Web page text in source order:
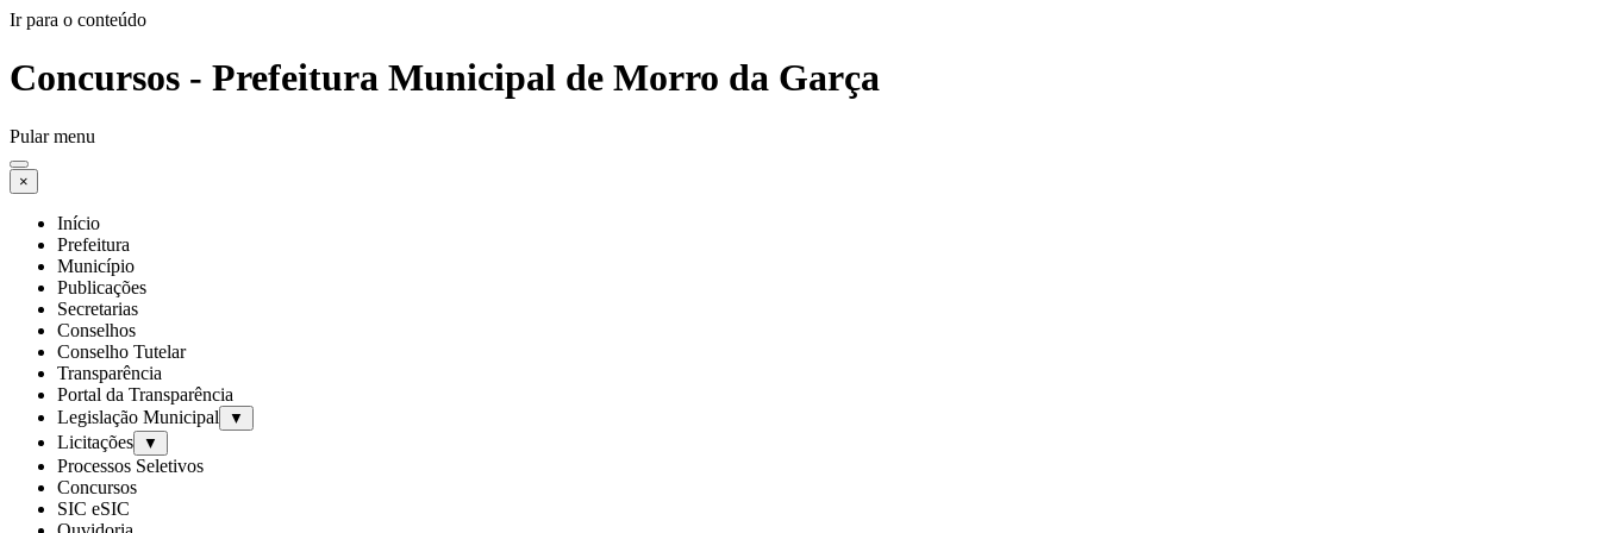
Ir para o conteúdo
Concursos - Prefeitura Municipal de Morro da Garça
Pular menu
×
Início
Prefeitura
Município
Publicações
Secretarias
Conselhos
Conselho Tutelar
Transparência
Portal da Transparência
Legislação Municipal
▼
Licitações ▼
Processos Seletivos
Concursos
SIC eSIC